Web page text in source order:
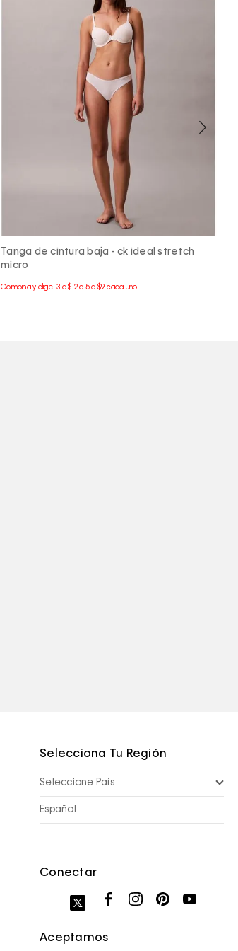
Tanga de cintura baja - ck ideal stretch
micro
Selecciona Tu Región
Seleccione País
Español
Conectar
Aceptamos